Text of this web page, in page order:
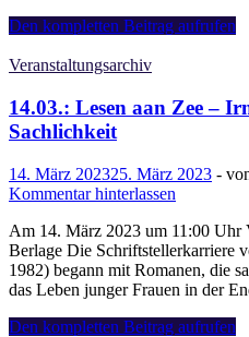
09.05.:
aan
Arno
Geiger
–
mit
Doppelleben
Den kompletten Beitrag aufrufen
Veranstaltungsarchiv
14.03.: Lesen aan Zee –
Sachlichkeit
14. März 202325. März 2023 -
Kommentar hinterlassen
Am 14. März 2023 um 11:00 Uhr
Berlage Die Schriftstellerkarriere
1982) begann mit Romanen, die
das Leben junger Frauen in der
14.03.:
Den kompletten Beitrag aufrufen